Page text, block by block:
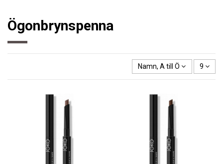
Ögonbrynspenna
Namn, A till Ö 9